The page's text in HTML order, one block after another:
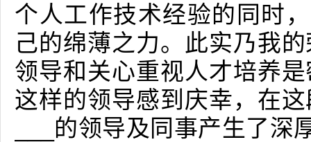
个人工作技术经验的同时
己的绵薄之力。此实乃我
领导和关心重视人才培养
这样的领导感到庆幸，在
___的领导及同事产生了